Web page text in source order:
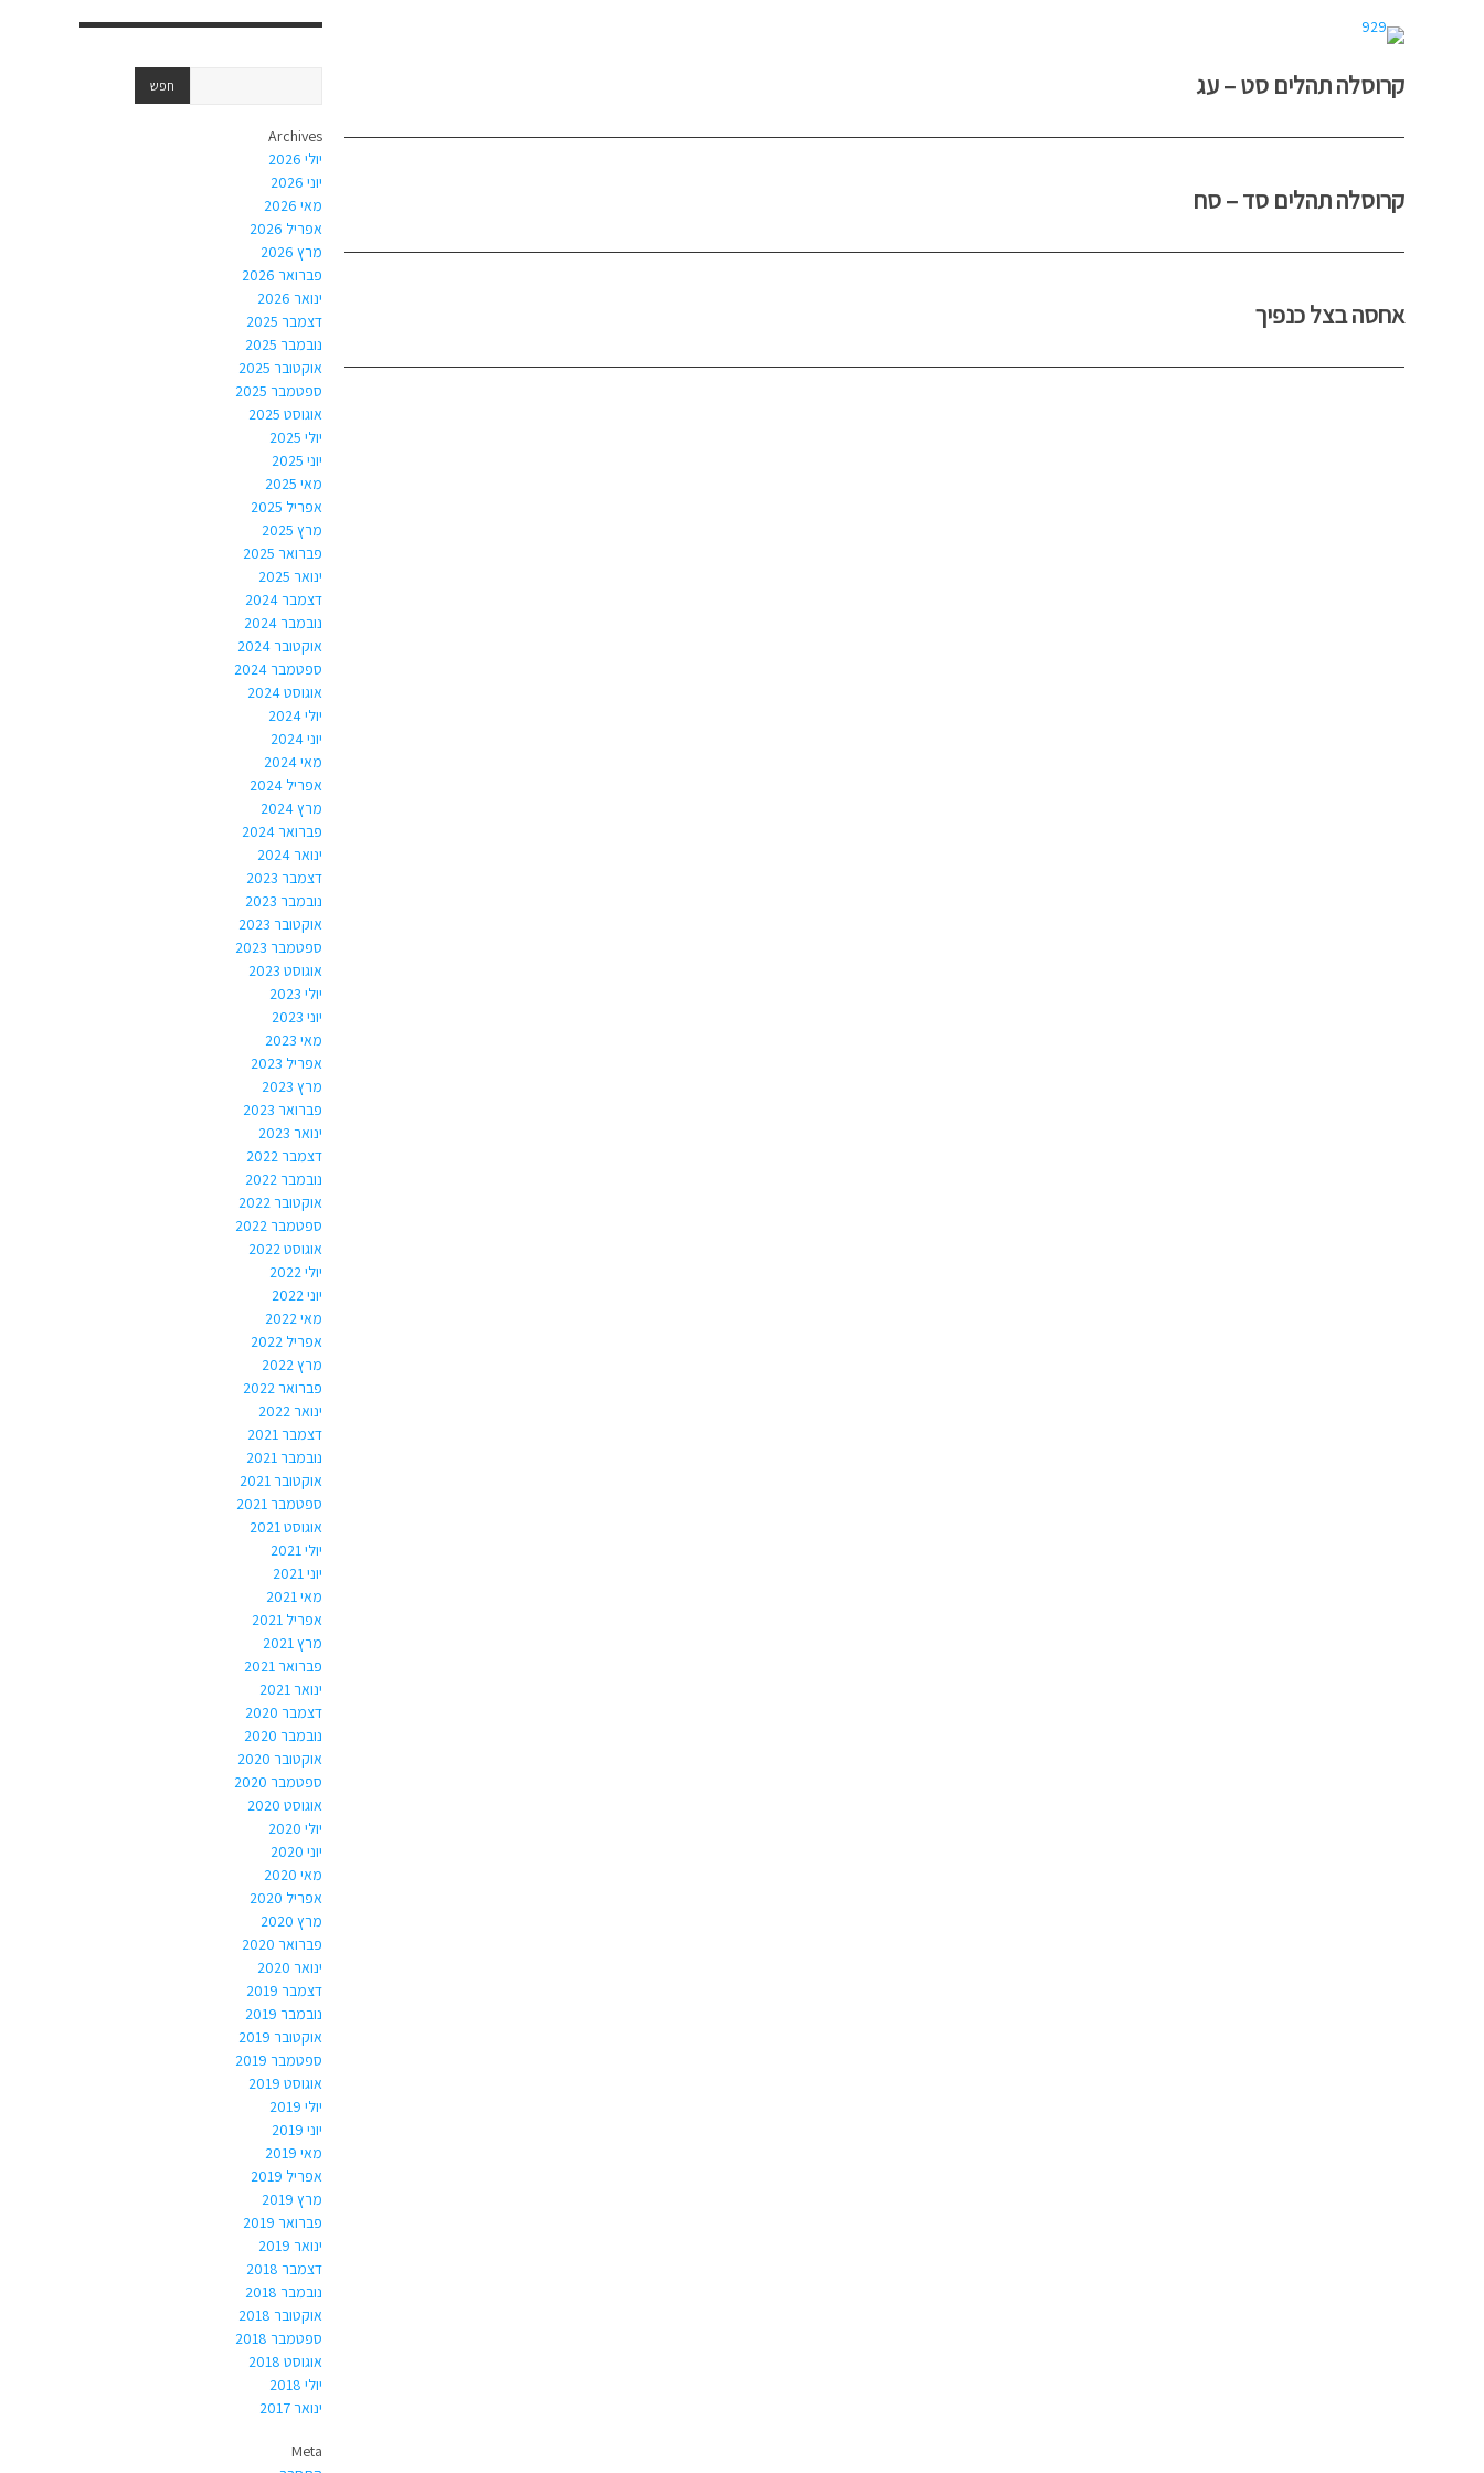
קרוסלה תהלים סט – עג
קרוסלה תהלים סד – סח
אחסה בצל כנפיך
Archives
יולי 2026
יוני 2026
מאי 2026
אפריל 2026
מרץ 2026
פברואר 2026
ינואר 2026
דצמבר 2025
נובמבר 2025
אוקטובר 2025
ספטמבר 2025
אוגוסט 2025
יולי 2025
יוני 2025
מאי 2025
אפריל 2025
מרץ 2025
פברואר 2025
ינואר 2025
דצמבר 2024
נובמבר 2024
אוקטובר 2024
ספטמבר 2024
אוגוסט 2024
יולי 2024
יוני 2024
מאי 2024
אפריל 2024
מרץ 2024
פברואר 2024
ינואר 2024
דצמבר 2023
נובמבר 2023
אוקטובר 2023
ספטמבר 2023
אוגוסט 2023
יולי 2023
יוני 2023
מאי 2023
אפריל 2023
מרץ 2023
פברואר 2023
ינואר 2023
דצמבר 2022
נובמבר 2022
אוקטובר 2022
ספטמבר 2022
אוגוסט 2022
יולי 2022
יוני 2022
מאי 2022
אפריל 2022
מרץ 2022
פברואר 2022
ינואר 2022
דצמבר 2021
נובמבר 2021
אוקטובר 2021
ספטמבר 2021
אוגוסט 2021
יולי 2021
יוני 2021
מאי 2021
אפריל 2021
מרץ 2021
פברואר 2021
ינואר 2021
דצמבר 2020
נובמבר 2020
אוקטובר 2020
ספטמבר 2020
אוגוסט 2020
יולי 2020
יוני 2020
מאי 2020
אפריל 2020
מרץ 2020
פברואר 2020
ינואר 2020
דצמבר 2019
נובמבר 2019
אוקטובר 2019
ספטמבר 2019
אוגוסט 2019
יולי 2019
יוני 2019
מאי 2019
אפריל 2019
מרץ 2019
פברואר 2019
ינואר 2019
דצמבר 2018
נובמבר 2018
אוקטובר 2018
ספטמבר 2018
אוגוסט 2018
יולי 2018
ינואר 2017
Meta